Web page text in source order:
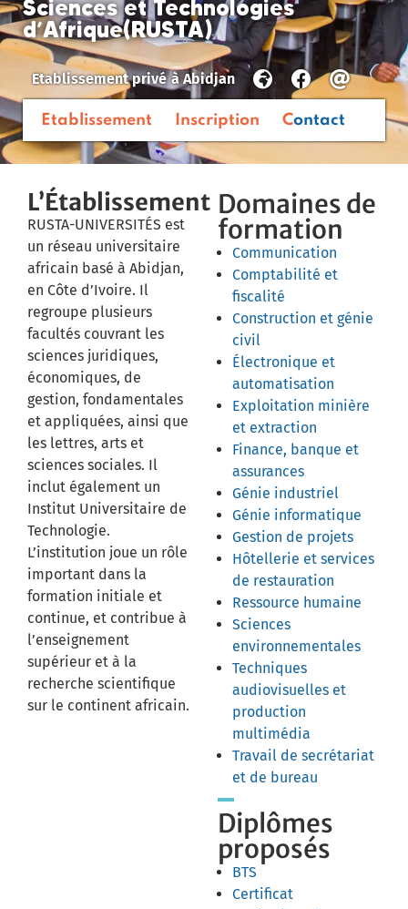
Sciences et Technologies
d’Afrique(RUSTA)
Etablissement privé àAbidjan
Etablissement Inscription Contact
L’Établissement
RUSTA-UNIVERSITÉS est
un réseau universitaire
africain basé à Abidjan,
en Côte d’Ivoire. Il
regroupe plusieurs
facultés couvrant les
sciences juridiques,
économiques, de
gestion, fondamentales
et appliquées, ainsi que
les lettres, arts et
sciences sociales. Il
inclut également un
Institut Universitaire de
Technologie.
L’institution joue un rôle
important dans la
formation initiale et
continue, et contribue à
l’enseignement
supérieur et à la
recherche scientifique
sur le continent africain.
Domaines de
formation
Communication
Comptabilité et
fiscalité
Construction et génie
civil
Électronique et
automatisation
Exploitation minière
et extraction
Finance, banque et
assurances
Génie industriel
Génie informatique
Gestion de projets
Hôtellerie et services
de restauration
Ressource humaine
Sciences
environnementales
Techniques
audiovisuelles et
production
multimédia
Travail de secrétariat
et de bureau
Diplômes
proposés
BTS
Certificat